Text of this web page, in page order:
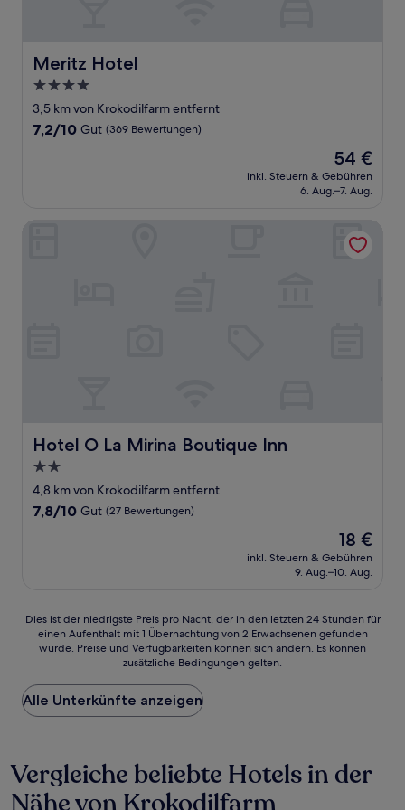
Meritz Hotel
Meritz Hotel
4.0-
Sterne-
Unterkunft
3,5 km von Krokodilfarm entfernt
7.2
7,2/10 Gut (369 Bewertungen)
Der
Preis
beträgt
54 €
inkl. Steuern & Gebühren
6. Aug.–7. Aug.
Hotel O La Mirina Boutique Inn
Hotel O La Mirina Boutique Inn
2.0-
Sterne-
Unterkunft
4,8 km von Krokodilfarm entfernt
7.8
7,8/10 Gut (27 Bewertungen)
Der
Preis
beträgt
18 €
inkl. Steuern & Gebühren
9. Aug.–10. Aug.
Dies
der
Preis
pro
Nacht,
den
letzten
24 Stunden
Dies ist der niedrigste Preis pro Nacht, der in den letzten 24 Stunden für
einen Aufenthalt mit 1 Übernachtung von 2 Erwachsenen gefunden
wurde. Preise und Verfügbarkeiten können sich ändern. Es können
zusätzliche Bedingungen gelten.
Alle Unterkünfte anzeigen
Vergleiche beliebte Hotels in der